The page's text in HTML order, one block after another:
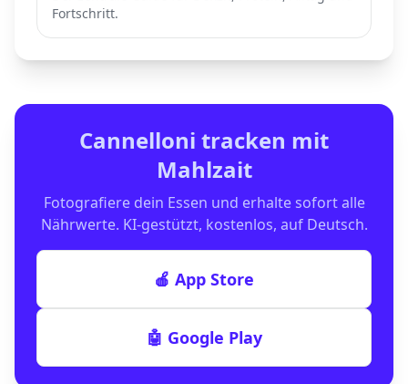
Fortschritt.
Cannelloni tracken mit
Mahlzait
Fotografiere dein Essen und erhalte sofort alle
Nährwerte. KI-gestützt, kostenlos, auf Deutsch.
🍎 App Store
🤖 Google Play